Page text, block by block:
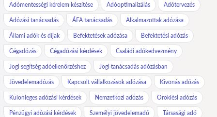
Adómentességi kérelem készítése Adóoptimalizálás Adótervezés
Adózási tanácsadás ÁFA tanácsadás Alkalmazottak adózása
Állami adók és díjak Befektetések adózása Befektetési adózás
Cégadózás Cégadózási kérdések Családi adókedvezmény
Jogi segítség adóellenőrzéshez Jogi tanácsadás adózásban
Jövedelemadózás Kapcsolt vállalkozások adózása Kivonás adózás
Különleges adózási kérdések Nemzetközi adózás Öröklési adózás
Pénzügyi adózási kérdések Személyi jövedelemadó Társasági adó